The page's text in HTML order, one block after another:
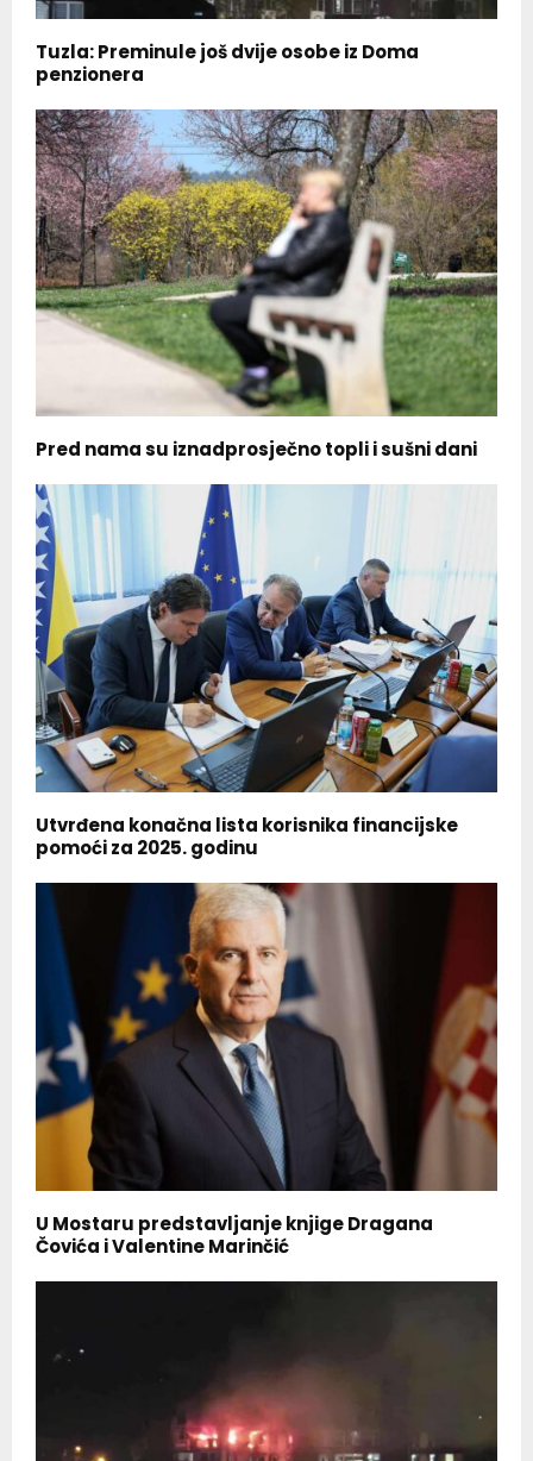
Tuzla: Preminule još dvije osobe iz Doma
penzionera
Pred nama su iznadprosječno topli i sušni dani
Utvrđena konačna lista korisnika financijske
pomoći za 2025. godinu
U Mostaru predstavljanje knjige Dragana
Čovića i Valentine Marinčić